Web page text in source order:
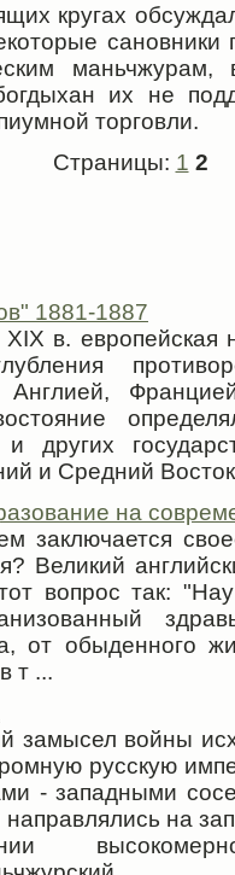
кругах
сановники
маньчжурам,
их не
торговли.
Страницы: 1 2
1881-1887
в. европейская
Англией,
и других
и Средний
на
заключается
Великий
вопрос так:
от обыденного
т ...
замысел войны
русскую
- западными
направлялись на